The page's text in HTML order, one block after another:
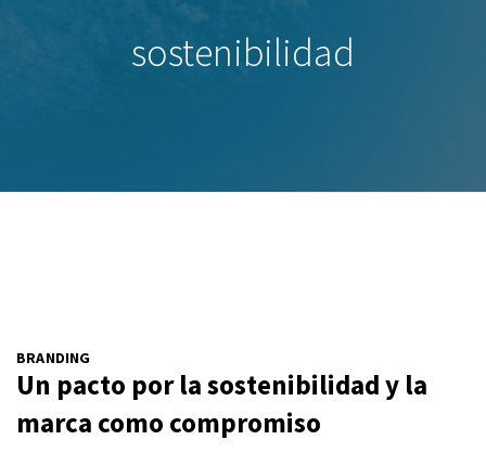
sostenibilidad
BRANDING
Un pacto por la sostenibilidad y la
marca como compromiso